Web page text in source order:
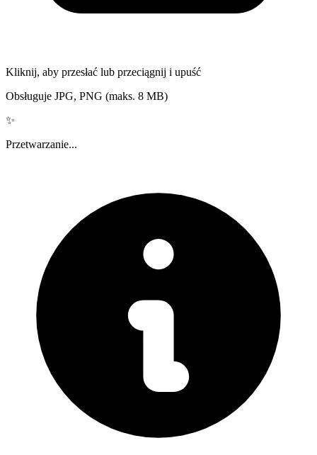
Kliknij, aby przesłać lub przeciągnij i upuść
Obsługuje JPG, PNG (maks. 8 MB)
✨
Przetwarzanie...